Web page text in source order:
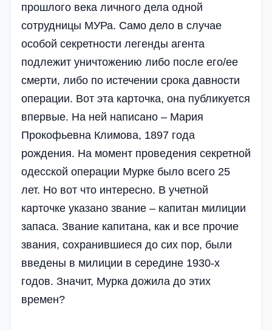
прошлого века личного дела одной
сотрудницы МУРа. Само дело в случае
особой секретности легенды агента
подлежит уничтожению либо после его/ее
смерти, либо по истечении срока давности
операции. Вот эта карточка, она публикуется
впервые. На ней написано – Мария
Прокофьевна Климова, 1897 года
рождения. На момент проведения секретной
одесской операции Мурке было всего 25
лет. Но вот что интересно. В учетной
карточке указано звание – капитан милиции
запаса. Звание капитана, как и все прочие
звания, сохранившиеся до сих пор, были
введены в милиции в середине 1930-х
годов. Значит, Мурка дожила до этих
времен?